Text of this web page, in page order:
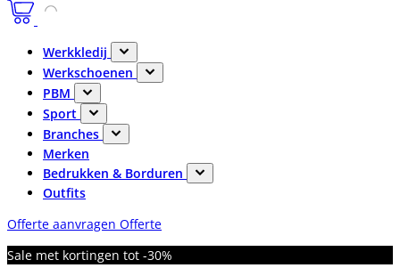
Werkkledij
Werkschoenen
PBM
Sport
Branches
Merken
Bedrukken & Borduren
Outfits
Offerte aanvragen Offerte
Sale met kortingen tot -30%